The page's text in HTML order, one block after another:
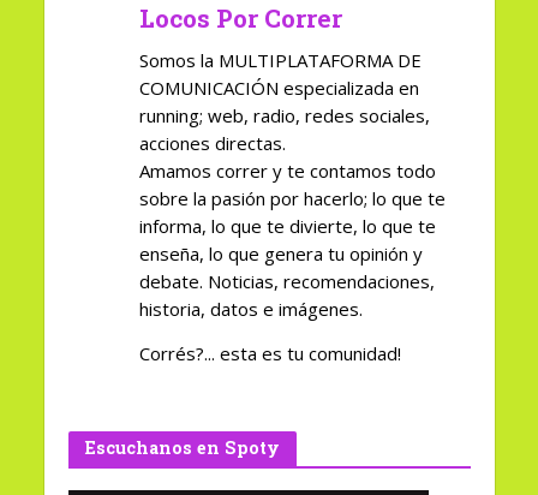
Locos Por Correr
Somos la MULTIPLATAFORMA DE
COMUNICACIÓN especializada en
running; web, radio, redes sociales,
acciones directas.
Amamos correr y te contamos todo
sobre la pasión por hacerlo; lo que te
informa, lo que te divierte, lo que te
enseña, lo que genera tu opinión y
debate. Noticias, recomendaciones,
historia, datos e imágenes.
Corrés?... esta es tu comunidad!
Escuchanos en Spoty